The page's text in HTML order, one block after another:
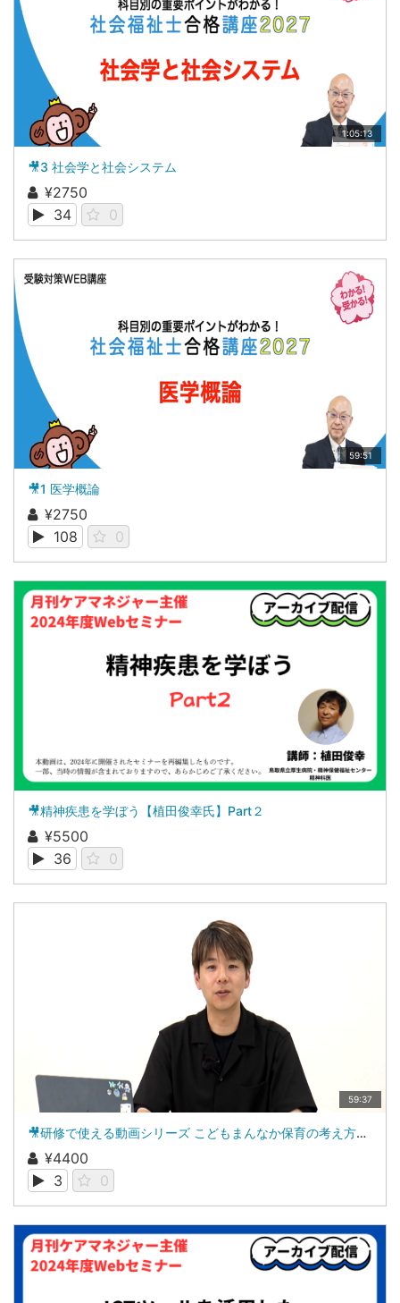
1:05:13
🎥3 社会学と社会システム
¥2750
34
0
59:51
🎥1 医学概論
¥2750
108
0
🎥精神疾患を学ぼう【植田俊幸氏】Part２
¥5500
36
0
59:37
🎥研修で使える動画シリーズ こどもまんなか保育の考え方・進め方 ―字幕付き
¥4400
3
0